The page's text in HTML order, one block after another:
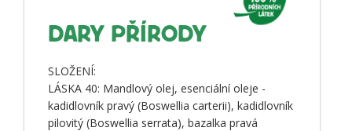
DARY PŘÍRODY
SLOŽENÍ:
LÁSKA 40: Mandlový olej, esenciální oleje -
kadidlovník pravý (Boswellia carterii), kadidlovník
pilovitý (Boswellia serrata), bazalka pravá